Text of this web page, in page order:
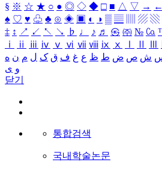
§ ※ ☆ ★ ○ ● ◎ ◇ ◆ □ ■ △ ▽ → ←
♠ ♡ ♥ ♧ ♣ ⊙ ◈ ▣ ◐ ◑ ▒ ▤ ▨ ▧
‡ ↕ ↗ ↙ ↖ ↘ ♭ ♩ ♪ ♬ ㉿ ㈜ № ㏇
ⅰ
ⅱ ⅲ ⅳ ⅴ ⅵ ⅶ ⅷ ⅸ ⅹ
ش ص ض ط ظ ع غ ف ق ک ل م ن ه
و ی
닫기
통합검색
국내학술논문